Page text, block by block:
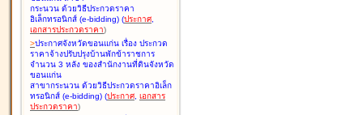
กระนวน ด้วยวิธีประกวดราคา
อิเล็กทรอนิกส์ (e-bidding) (ประกาศ,
เอกสารประกวดราคา)
>ประกาศจังหวัดขอนแก่น เรื่อง ประกวด
ราคาจ้างปรับปรุงบ้านพักข้าราชการ
จำนวน 3 หลัง ของสำนักงานที่ดินจังหวัด
ขอนแก่น
สาขากระนวน ด้วยวิธีประกวดราคาอิเล็ก
ทรอนิกส์ (e-bidding) (ประกาศ, เอกสาร
ประกวดราคา)